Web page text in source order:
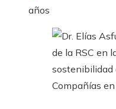
años